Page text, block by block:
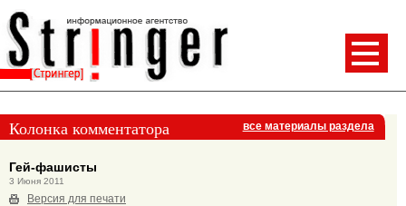
Колонка комментатора все материалы раздела
Гей-фашисты
3 Июня 2011
Версия для печати